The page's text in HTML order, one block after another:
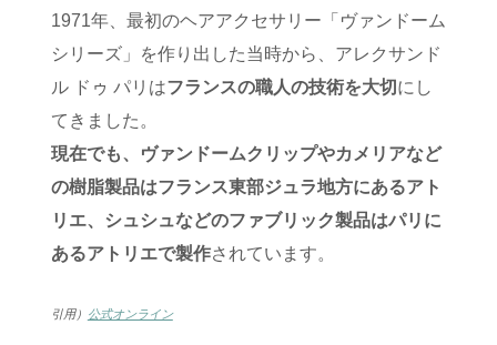
1971年、最初のヘアアクセサリー「ヴァンドーム
シリーズ」を作り出した当時から、アレクサンド
ル ドゥ パリはフランスの職人の技術を大切 にし
てきました。
現在でも、ヴァンドームクリップやカメリアなど
の樹脂製品はフランス東部ジュラ地方にあるアト
リエ、シュシュなどのファブリック製品はパリに
あるアトリエで製作されています。
引用） 公式オンライン